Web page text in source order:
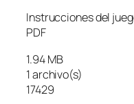
Instrucciones del
PDF
1.94 MB
1 archivo(s)
17429